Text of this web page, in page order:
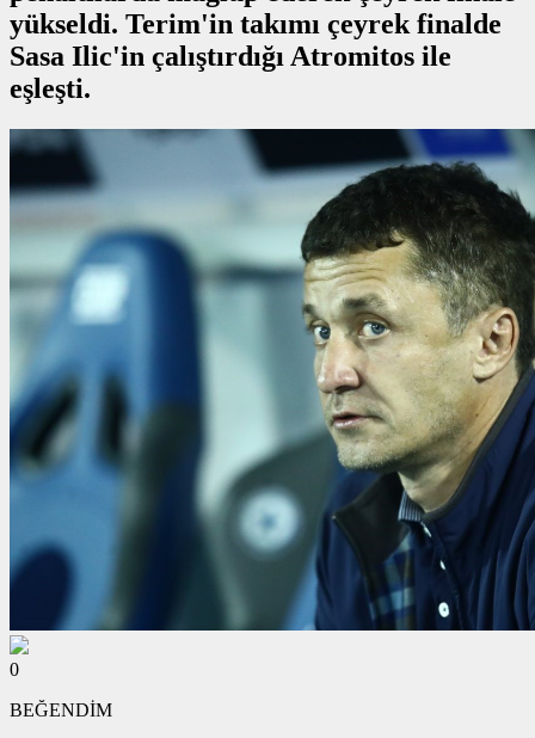
yükseldi. Terim'in takımı çeyrek finalde
Sasa Ilic'in çalıştırdığı Atromitos ile
eşleşti.
0
BEĞENDİM